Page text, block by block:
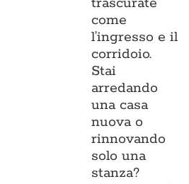
come
l’ingresso e il
corridoio.
Stai
arredando
una casa
nuova o
rinnovando
solo una
stanza?